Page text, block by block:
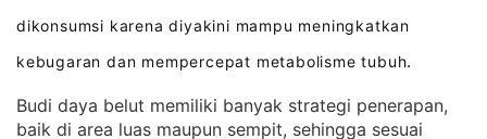
dikonsumsi karena diyakini mampu meningkatkan
kebugaran dan mempercepat metabolisme tubuh.
Budi daya belut memiliki banyak strategi penerapan,
baik di area luas maupun sempit, sehingga sesuai